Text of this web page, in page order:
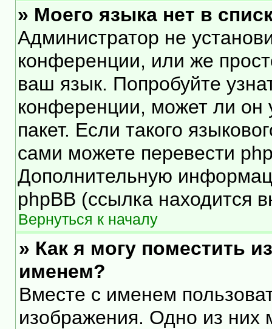
» Моего языка нет в
Администратор не
конференции, или же
ваш язык. Попробуйте
конференции, может ли он
пакет. Если такого
сами можете перевести
Дополнительную
phpBB (ссылка находится
Вернуться к началу
» Как я могу поместить
именем?
Вместе с именем
изображения. Одно из них